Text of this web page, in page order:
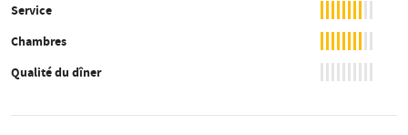
Service
Chambres
Qualité du dîner